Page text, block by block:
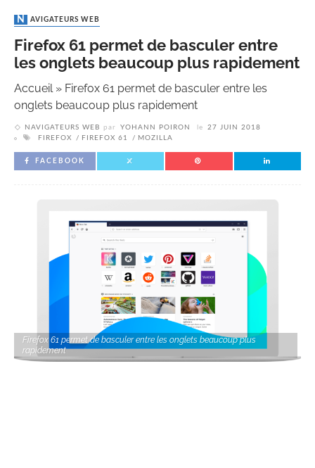
NAVIGATEURS WEB
Firefox 61 permet de basculer entre
les onglets beaucoup plus rapidement
Accueil» Firefox 61 permet de basculer entre les
onglets beaucoup plus rapidement
NAVIGATEURS WEB par YOHANN POIRON le
27 JUIN 2018
FIREFOX
FIREFOX 61 MOZILLA
FACEBOOK
Firefox 61 permet de basculer entre les onglets beaucoup plus
rapidement